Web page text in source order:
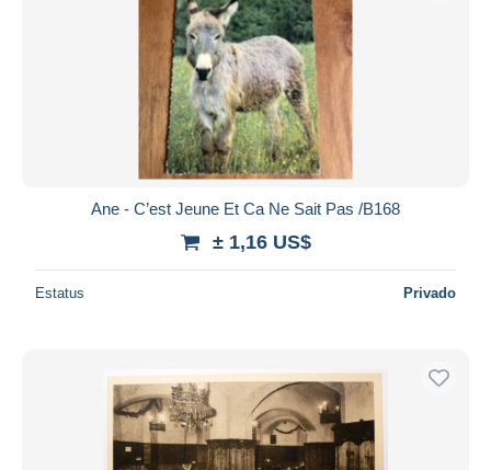
Ane - C’est Jeune Et Ca Ne Sait Pas /B168
± 1,16 US$
Estatus Privado